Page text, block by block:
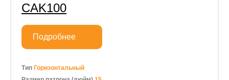
CAK100
Подробнее
Тип Горизонтальный